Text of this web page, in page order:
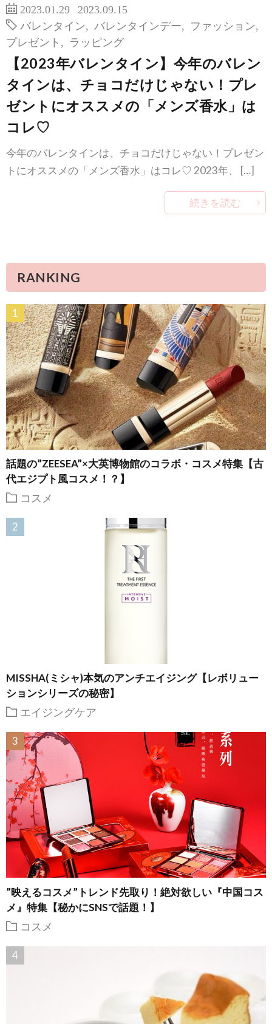
2023.01.29
2023.09.15
バレンタイン
バレンタインデー ファッション
プレゼント
ラッピング
【2023年バレンタイン】今年のバレン
タインは、チョコだけじゃない！プレ
ゼントにオススメの「メンズ香水」は
コレ♡
今年のバレンタインは、チョコだけじゃない！プレゼン
トにオススメの「メンズ香水」はコレ♡ 2023年、 […]
続きを読む
RANKING
話題の”ZEESEA”×大英博物館のコラボ・コスメ特集【古
代エジプト風コスメ！？】
コスメ
MISSHA(ミシャ)本気のアンチエイジング【レボリュー
ションシリーズの秘密】
エイジングケア
”映えるコスメ”トレンド先取り！絶対欲しい『中国コス
メ』特集【秘かにSNSで話題！】
コスメ